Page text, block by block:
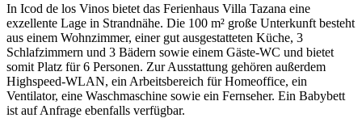
In Icod de los Vinos bietet das Ferienhaus Villa Tazana eine
exzellente Lage in Strandnähe. Die 100 m² große Unterkunft besteht
aus einem Wohnzimmer, einer gut ausgestatteten Küche, 3
Schlafzimmern und 3 Bädern sowie einem Gäste-WC und bietet
somit Platz für 6 Personen. Zur Ausstattung gehören außerdem
Highspeed-WLAN, ein Arbeitsbereich für Homeoffice, ein
Ventilator, eine Waschmaschine sowie ein Fernseher. Ein Babybett
ist auf Anfrage ebenfalls verfügbar.